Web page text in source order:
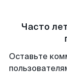
Часто
Оставьте